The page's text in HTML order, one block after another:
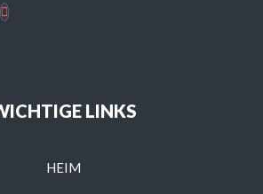
LINKS
HEIM